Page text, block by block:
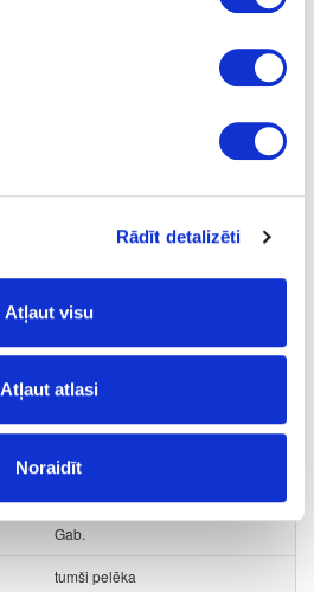
Rādīt detalizēti
Atļaut visu
Atļaut atlasi
Noraidīt
28-IM210001611
Atkritumu tvertne SELECT SIDE
ECO 600mm, 2x13l+1x18.5l
Gab.
tumši pelēka